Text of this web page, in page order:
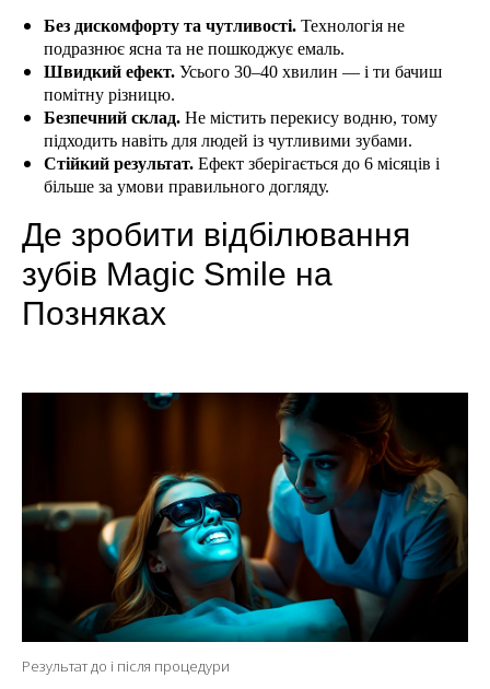
Без дискомфорту та чутливості. Технологія не
подразнює ясна та не пошкоджує емаль.
Швидкий ефект. Усього 30–40 хвилин — і ти бачиш
помітну різницю.
Безпечний склад. Не містить перекису водню, тому
підходить навіть для людей із чутливими зубами.
Стійкий результат. Ефект зберігається до 6 місяців і
більше за умови правильного догляду.
Де зробити відбілювання
зубів Magic Smile на
Позняках
Результат до і після процедури